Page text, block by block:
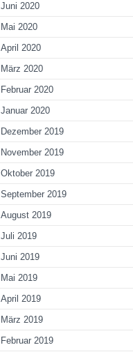
Juni 2020
Mai 2020
April 2020
März 2020
Februar 2020
Januar 2020
Dezember 2019
November 2019
Oktober 2019
September 2019
August 2019
Juli 2019
Juni 2019
Mai 2019
April 2019
März 2019
Februar 2019